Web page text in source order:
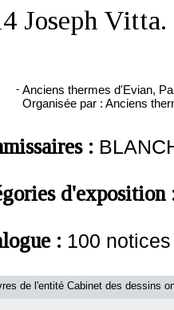
Joseph
- Anciens thermes d'Evian,
Organisée par : Anciens
:
: 100
de l'entité Cabinet des dessins